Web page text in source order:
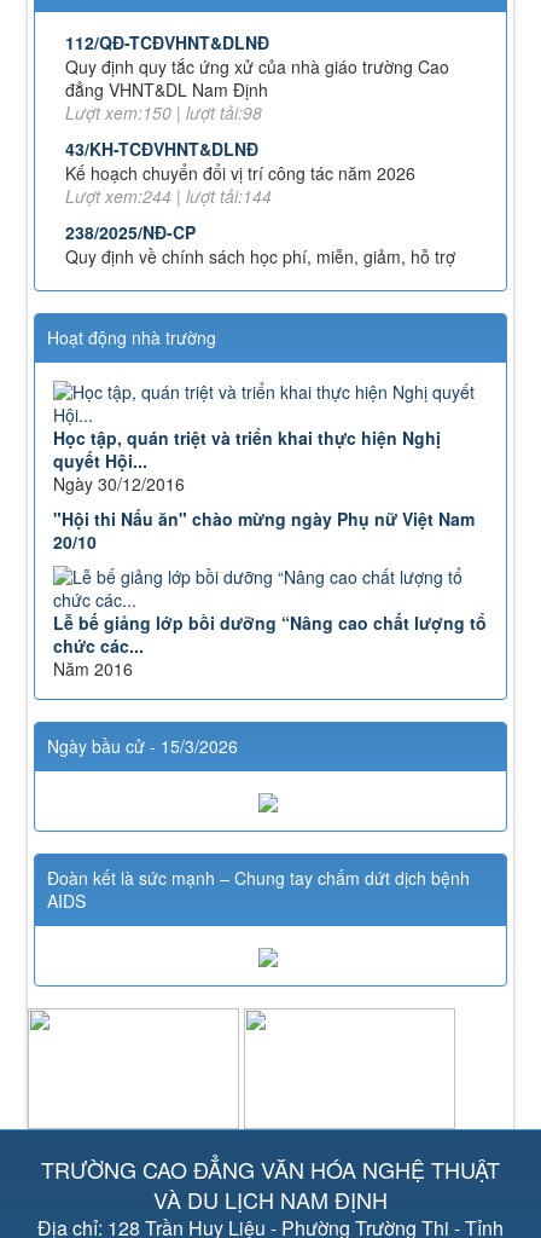
112/QĐ-TCĐVHNT&DLNĐ
Quy định quy tắc ứng xử của nhà giáo trường Cao
đẳng VHNT&DL Nam Định
Lượt xem:150 | lượt tải:98
43/KH-TCĐVHNT&DLNĐ
Kế hoạch chuyển đổi vị trí công tác năm 2026
Lượt xem:244 | lượt tải:144
238/2025/NĐ-CP
Quy định về chính sách học phí, miễn, giảm, hỗ trợ
71-NQ/TW
Nghị quyết số 71-NQ/TWcủa Bộ Chính trị về đột phá
phát triển giáo dục và đào tạo
Lượt xem:514 | lượt tải:0
08/2025/TT-BGDĐT
Thông tư số 08/2025/TT-BGDĐT của Bộ Giáo dục và
Đào tạo: Quy định thời hạn lưu trữ hồ sơ, tài liệu
thuộc lĩnh vực giáo dục và đào tạo
Lượt xem:572 | lượt tải:0
Hoạt động nhà trường
Học tập, quán triệt và triển khai thực hiện Nghị
quyết Hội...
Ngày 30/12/2016
"Hội thi Nấu ăn" chào mừng ngày Phụ nữ Việt Nam
20/10
Lễ bế giảng lớp bồi dưỡng “Nâng cao chất lượng tổ
chức các...
Năm 2016
Ngày bầu cử - 15/3/2026
Đoàn kết là sức mạnh – Chung tay chấm dứt dịch bệnh
AIDS
TRƯỜNG CAO ĐẲNG VĂN HÓA NGHỆ THUẬT
VÀ DU LỊCH NAM ĐỊNH
Địa chỉ: 128 Trần Huy Liệu - Phường Trường Thi - Tỉnh